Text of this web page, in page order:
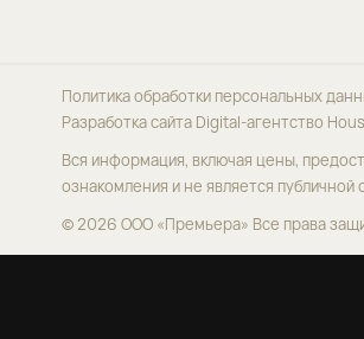
© 2026 ООО «Премьера» Все права
Вся информация, включая цены,
ознакомления и не является публичной
Политика обработки персональных
Разработка сайтаDigital-агентство